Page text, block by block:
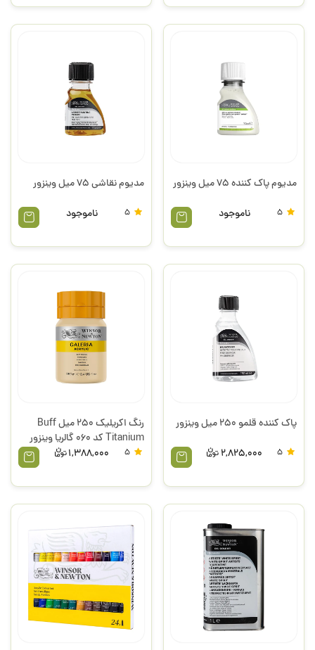
مدیوم پاک کننده 75 میل وینزور
ناموجود
مدیوم نقاشی 75 میل وینزور
ناموجود
پاک کننده قلمو 250 میل وینزور
2,825,000
رنگ اکریلیک 250 میل Buff
Titanium کد 060 گالریا وینزور
1,388,000